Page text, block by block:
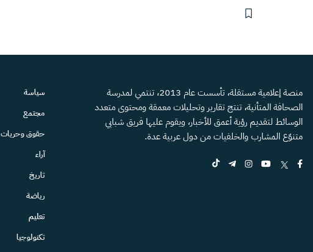
منصة إعلامية مستقلة، تأسست عام 2013، تنتمي لمدرسة
الصحافة المتأنية، تنتج تقارير وتحليلات معمقة ومحتوى متعدد
الوسائط لتقديم رؤية أعمق للأخبار، ويقوم عليها فريق شبابي
متنوّع المشارب والخلفيات من دول عربية عدة.
سياسة
مجتمع
حقوق وحريات
آراء
تاريخ
رياضة
تعليم
تكنولوجيا